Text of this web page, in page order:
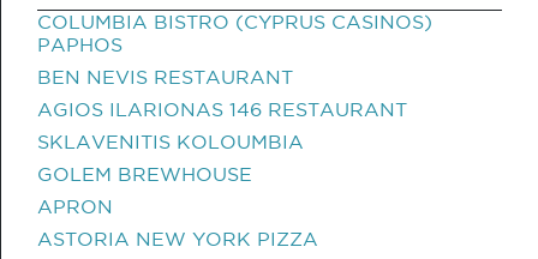
COLUMBIA BISTRO (CYPRUS CASINOS)
PAPHOS
BEN NEVIS RESTAURANT
AGIOS ILARIONAS 146 RESTAURANT
SKLAVENITIS KOLOUMBIA
GOLEM BREWHOUSE
APRON
ASTORIA NEW YORK PIZZA